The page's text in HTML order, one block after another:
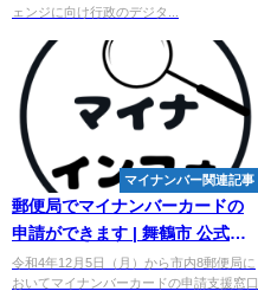
ェンジに向け行政のデジタ...
マイナンバー関連記事
郵便局でマイナンバーカードの
申請ができます | 舞鶴市 公式ホ
ームページ
令和4年12月5日（月）から市内8郵便局に
おいてマイナンバーカードの申請支援窓口